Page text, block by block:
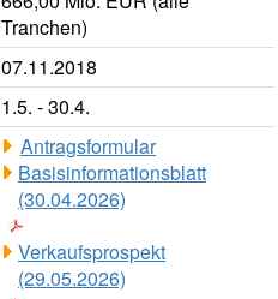
Tranchen)
07.11.2018
1.5. - 30.4.
Antragsformular
Basisinformationsblatt
(30.04.2026)
Verkaufsprospekt
(29.05.2026)